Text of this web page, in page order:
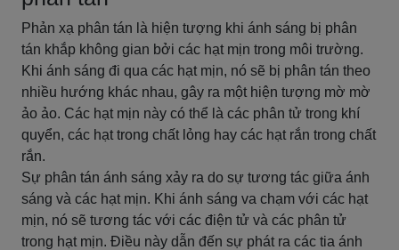
Phản xạ phân tán là hiện tượng khi ánh sáng bị phân
tán khắp không gian bởi các hạt mịn trong môi trường.
Khi ánh sáng đi qua các hạt mịn, nó sẽ bị phân tán theo
nhiều hướng khác nhau, gây ra một hiện tượng mờ mờ
ảo ảo. Các hạt mịn này có thể là các phân tử trong khí
quyển, các hạt trong chất lỏng hay các hạt rắn trong chất
rắn.
Sự phân tán ánh sáng xảy ra do sự tương tác giữa ánh
sáng và các hạt mịn. Khi ánh sáng va chạm với các hạt
mịn, nó sẽ tương tác với các điện tử và các phân tử
trong hạt mịn. Điều này dẫn đến sự phát ra các tia ánh